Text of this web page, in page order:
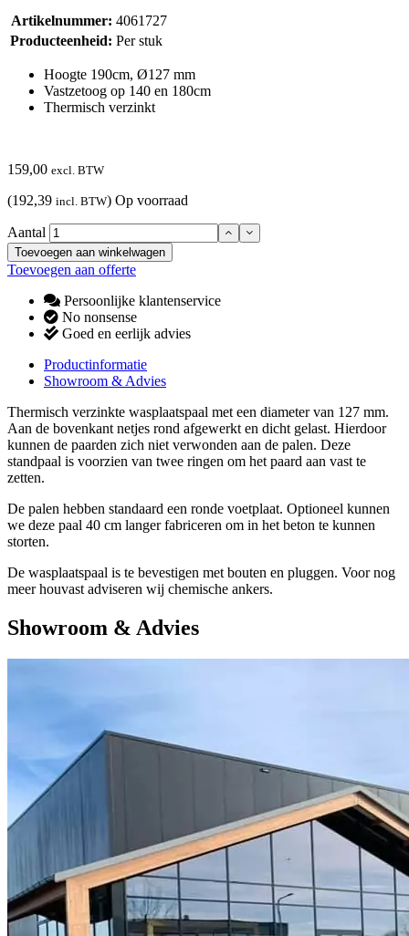
Artikelnummer: 4061727
Producteenheid: Per stuk
Hoogte 190cm, Ø127 mm
Vastzetoog op 140 en 180cm
Thermisch verzinkt
159,00 excl. BTW
(192,39 incl. BTW) Op voorraad
Aantal
Toevoegen aan winkelwagen
Toevoegen aan offerte
Persoonlijke klantenservice
No nonsense
Goed en eerlijk advies
Productinformatie
Showroom & Advies
Thermisch verzinkte wasplaatspaal met een diameter van 127 mm.
Aan de bovenkant netjes rond afgewerkt en dicht gelast. Hierdoor
kunnen de paarden zich niet verwonden aan de palen. Deze
standpaal is voorzien van twee ringen om het paard aan vast te
zetten.
De palen hebben standaard een ronde voetplaat. Optioneel kunnen
we deze paal 40 cm langer fabriceren om in het beton te kunnen
storten.
De wasplaatspaal is te bevestigen met bouten en pluggen. Voor nog
meer houvast adviseren wij chemische ankers.
Showroom & Advies